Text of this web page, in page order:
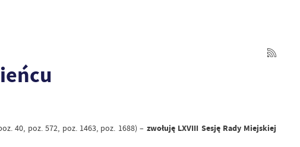
40, poz. 572, poz. 1463, poz. 1688) – zwołuję LXVIII Sesję Rady Miejskiej